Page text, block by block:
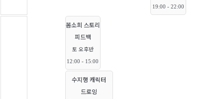
19:00 - 22:00
봄소희 스토리
피드백
토 오후반
12:00 - 15:00
수지행 캐릭터
드로잉